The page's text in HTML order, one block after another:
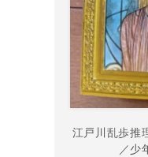
江戸川乱歩推
／少